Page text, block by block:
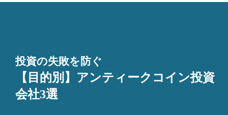
投資の失敗を防ぐ
【目的別】アンティークコイン投資
会社3選